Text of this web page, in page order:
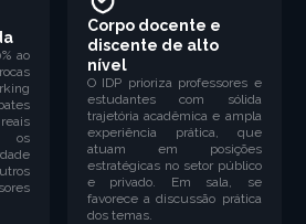
ao
os
Corpo docente e
discente de alto
nível
O IDP prioriza professores e
estudantes com sólida
trajetória acadêmica e ampla
experiência prática, que
atuam em posições
estratégicas no setor público
e privado. Em sala, se
favorece a discussão prática
dos temas.